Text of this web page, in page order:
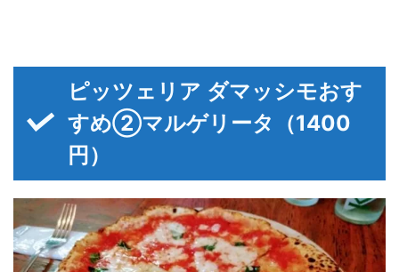
ピッツェリア ダマッシモおす
すめ②マルゲリータ（1400
円）